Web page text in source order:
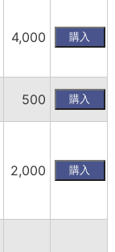
4,000
500
2,000